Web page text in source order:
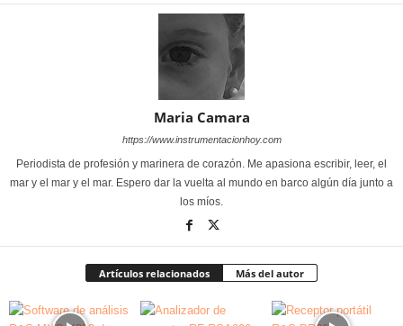
Maria Camara
https://www.instrumentacionhoy.com
Periodista de profesión y marinera de corazón. Me apasiona escribir, leer, el
mar y el mar y el mar. Espero dar la vuelta al mundo en barco algún día junto a
los míos.
Artículos relacionados Más del autor